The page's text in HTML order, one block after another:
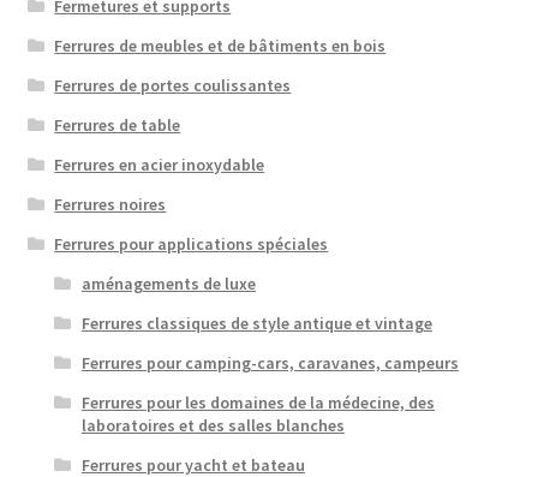
Fermetures et supports
Ferrures de meubles et de bâtiments en bois
Ferrures de portes coulissantes
Ferrures de table
Ferrures en acier inoxydable
Ferrures noires
Ferrures pour applications spéciales
aménagements de luxe
Ferrures classiques de style antique et vintage
Ferrures pour camping-cars, caravanes, campeurs
Ferrures pour les domaines de la médecine, des
laboratoires et des salles blanches
Ferrures pour yacht et bateau